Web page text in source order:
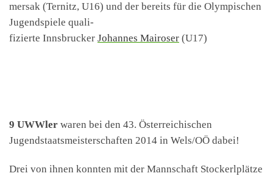
mersak (Ternitz, U16) und der bereits für die Olympischen
Jugendspiele quali-
fizierte Innsbrucker Johannes Mairoser (U17)
9 UWWler waren bei den 43. Österreichischen
Jugendstaatsmeisterschaften 2014 in Wels/OÖ dabei!
Drei von ihnen konnten mit der Mannschaft Stockerlplätze